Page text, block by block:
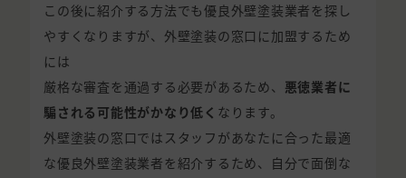
この後に紹介する方法でも優良外壁塗装業者を探し
やすくなりますが、外壁塗装の窓口に加盟するため
には
厳格な審査を通過する必要があるため、 悪徳業者に
騙される可能性がかなり低く なります。
外壁塗装の窓口ではスタッフがあなたに合った最適
な優良外壁塗装業者を紹介するため、自分で面倒な